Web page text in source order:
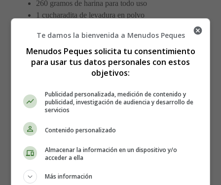
260 gramos de harina para todo uso
1 cucharadita de levadura en polvo
1/2 cucharadita de sal
1 cucharadita de canela en polvo
1/2 cucharadita de jengibre molido
1/2 cucharadita de nuez moscada molida
120 ml de leche
Para el glaseado
3 cucharadas de azúcar glass
transparente y de aspecto gelatinoso) Opcional
Te damos la bienvenida a Menudos Peques
Menudos Peques solicita tu consentimiento
para usar tus datos personales con estos
objetivos:
Publicidad personalizada, medición de contenido y
publicidad, investigación de audiencia y desarrollo de
servicios
Contenido personalizado
Almacenar la información en un dispositivo y/o
acceder a ella
Más información